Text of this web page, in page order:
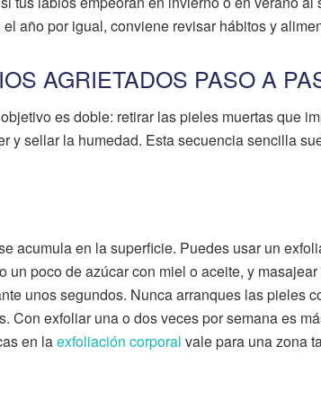
año por igual, conviene revisar hábitos y
AGRIETADOS PASO A
es doble: retirar las pieles muertas que
y sellar la humedad. Esta secuencia sencilla
acumula en la superficie. Puedes usar un
poco de azúcar con miel o aceite, y masajear
unos segundos. Nunca arranques las pieles
Con exfoliar una o dos veces por semana es
en laexfoliación corporal vale para una zona